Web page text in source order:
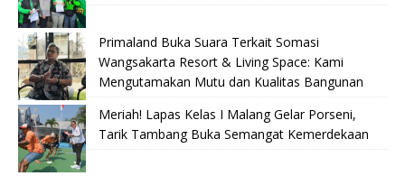
Primaland Buka Suara Terkait Somasi
Wangsakarta Resort & Living Space: Kami
Mengutamakan Mutu dan Kualitas Bangunan
Meriah! Lapas Kelas I Malang Gelar Porseni,
Tarik Tambang Buka Semangat Kemerdekaan